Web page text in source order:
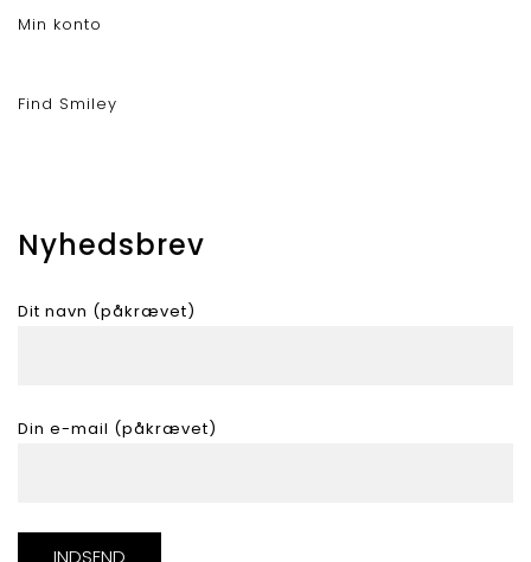
Min konto
Find Smiley
Nyhedsbrev
Dit navn (påkrævet)
Din e-mail (påkrævet)